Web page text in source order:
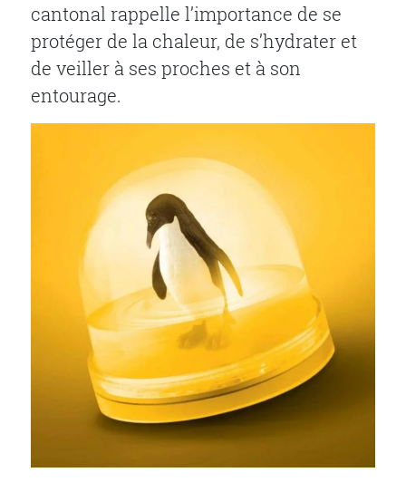
cantonal rappelle l’importance de se
protéger de la chaleur, de s’hydrater et
de veiller à ses proches et à son
entourage.